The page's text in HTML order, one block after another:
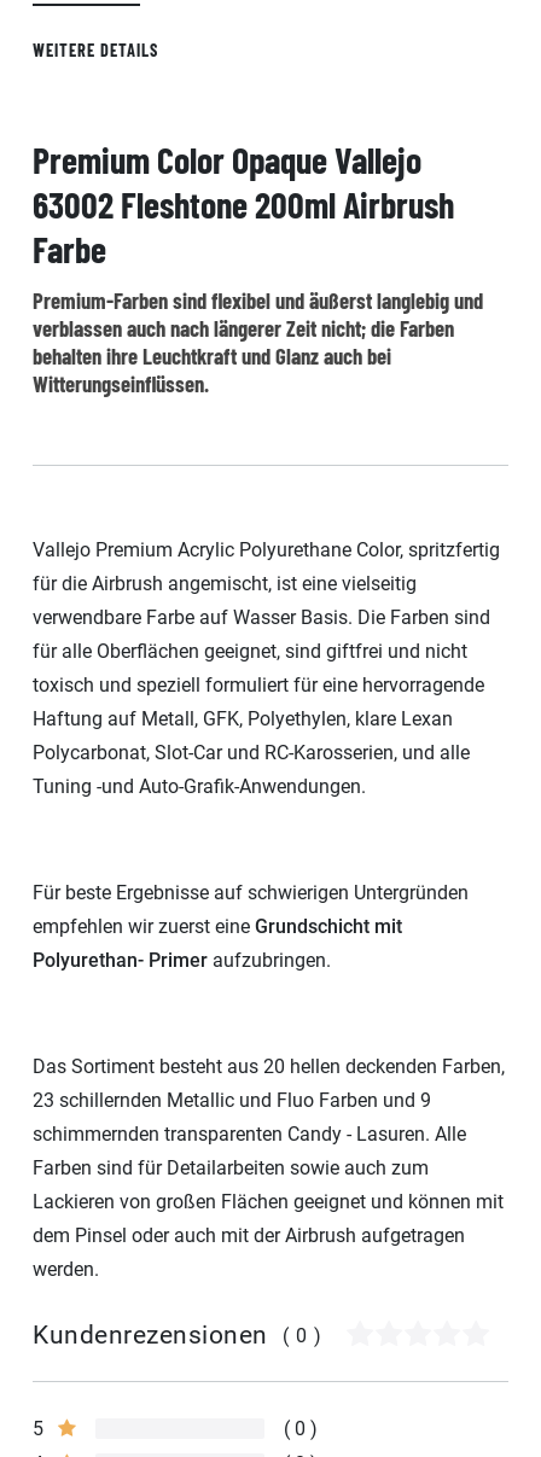
WEITERE DETAILS
Premium Color Opaque Vallejo
63002 Fleshtone 200ml Airbrush
Farbe
Premium-Farben sind flexibel und äußerst langlebig und
verblassen auch nach längerer Zeit nicht; die Farben
behalten ihre Leuchtkraft und Glanz auch bei
Witterungseinflüssen.
Vallejo Premium Acrylic Polyurethane Color, spritzfertig
für die Airbrush angemischt, ist eine vielseitig
verwendbare Farbe auf Wasser Basis. Die Farben sind
für alle Oberflächen geeignet, sind giftfrei und nicht
toxisch und speziell formuliert für eine hervorragende
Haftung auf Metall, GFK, Polyethylen, klare Lexan
Polycarbonat, Slot-Car und RC-Karosserien, und alle
Tuning -und Auto-Grafik-Anwendungen.
Für beste Ergebnisse auf schwierigen Untergründen
empfehlen wir zuerst eine Grundschicht mit
Polyurethan- Primer aufzubringen.
Das Sortiment besteht aus 20 hellen deckenden Farben,
23 schillernden Metallic und Fluo Farben und 9
schimmernden transparenten Candy - Lasuren. Alle
Farben sind für Detailarbeiten sowie auch zum
Lackieren von großen Flächen geeignet und können mit
dem Pinsel oder auch mit der Airbrush aufgetragen
werden.
Kundenrezensionen (0)
5
0